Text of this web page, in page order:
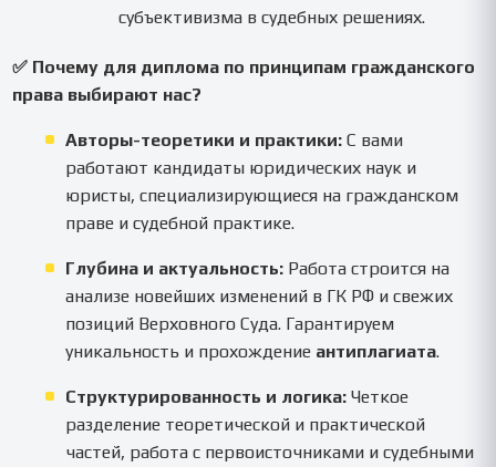
субъективизма в судебных решениях.
✅ Почему для диплома по принципам гражданского
права выбирают нас?
Авторы-теоретики и практики: С вами
работают кандидаты юридических наук и
юристы, специализирующиеся на гражданском
праве и судебной практике.
Глубина и актуальность: Работа строится на
анализе новейших изменений в ГК РФ и свежих
позиций Верховного Суда. Гарантируем
уникальность и прохождение антиплагиата.
Структурированность и логика: Четкое
разделение теоретической и практической
частей, работа с первоисточниками и судебными